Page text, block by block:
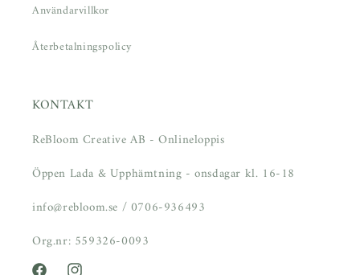
Användarvillkor
Återbetalningspolicy
KONTAKT
ReBloom Creative AB - Onlineloppis
Öppen Lada & Upphämtning - onsdagar kl. 16-18
info@rebloom.se / 0706-936493
Org.nr: 559326-0093